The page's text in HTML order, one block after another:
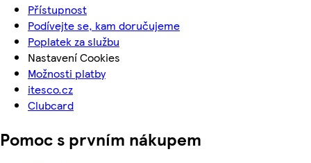
Přístupnost
Podívejte se, kam doručujeme
Poplatek za službu
Nastavení Cookies
Možnosti platby
itesco.cz
Clubcard
Pomoc s prvním nákupem